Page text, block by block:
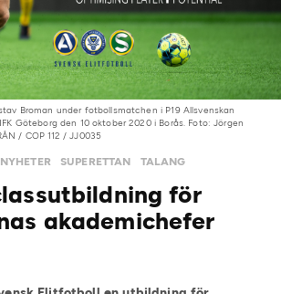
Broman under fotbollsmatchen i P19 Allsvenskan
Göteborg den 10 oktober 2020 i Borås. Foto: Jörgen
/ COP 112 / JJ0035
NYHETER SUPERETTAN TALANG
för
akademichefer